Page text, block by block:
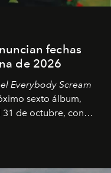
fechas
de 2026
el Everybody Scream
sexto álbum,
31 de octubre, con
abril del próximo